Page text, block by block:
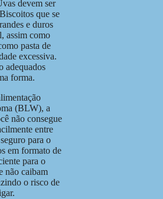
devem ser
que se
e duros
assim como
pasta de
excessiva.
adequados
forma.
(BLW), a
não consegue
entre
para o
em formato de
para o
não caibam
o risco de